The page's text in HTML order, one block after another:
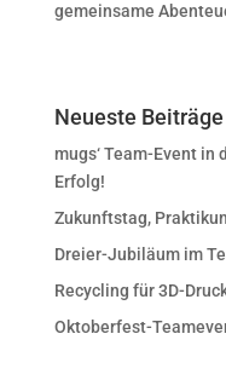
gemeinsame
Neueste Beiträge
mugs‘ Team-Event in
Erfolg!
Zukunftstag,
Dreier-Jubiläum im
Recycling für 3D-
Oktoberfest-